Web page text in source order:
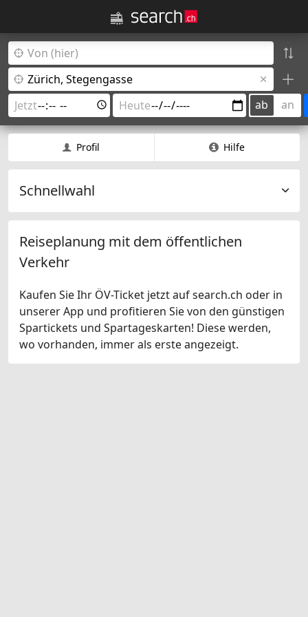
ab an
Profil Hilfe
Schnellwahl
Reiseplanung mit dem öffentlichen
Verkehr
Kaufen Sie Ihr ÖV-Ticket jetzt auf search.ch oder in
unserer App und profitieren Sie von den günstigen
Spartickets und Spartageskarten! Diese werden,
wo vorhanden, immer als erste angezeigt.